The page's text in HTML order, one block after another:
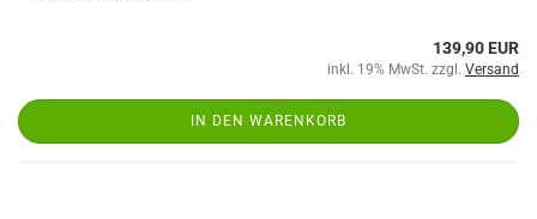
139,90 EUR
inkl. 19% MwSt. zzgl. Versand
IN DEN WARENKORB